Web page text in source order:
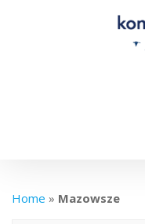
Home » Mazowsze